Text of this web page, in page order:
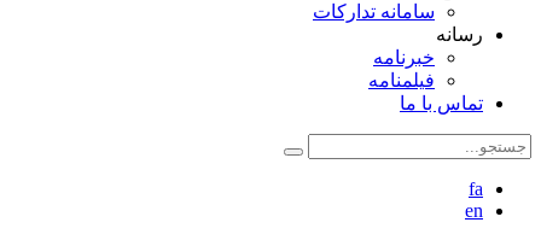
سامانه تدارکات
رسانه
خبرنامه
فیلمنامه
تماس با ما
fa
en